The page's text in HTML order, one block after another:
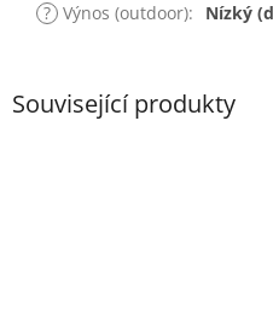
Související produkty
? Výnos (outdoor): Nízký